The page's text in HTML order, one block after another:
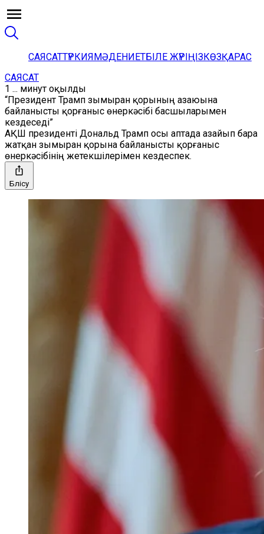
САЯСАТТҮРКИЯМӘДЕНИЕТБІЛЕ ЖҮРІҢІЗКӨЗҚАРАС
САЯСАТ
1 ... минут оқылды
“Президент Трамп зымыран қорының азаюына
байланысты қорғаныс өнеркәсібі басшыларымен
кездеседі”
АҚШ президенті Дональд Трамп осы аптада азайып бара
жатқан зымыран қорына байланысты қорғаныс
өнеркәсібінің жетекшілерімен кездеспек.
Бөлісу